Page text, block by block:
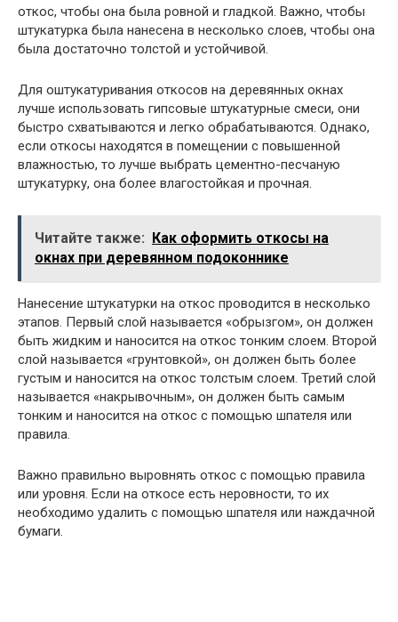
откос, чтобы она была ровной и гладкой. Важно, чтобы
штукатурка была нанесена в несколько слоев, чтобы она
была достаточно толстой и устойчивой.
Для оштукатуривания откосов на деревянных окнах
лучше использовать гипсовые штукатурные смеси, они
быстро схватываются и легко обрабатываются. Однако,
если откосы находятся в помещении с повышенной
влажностью, то лучше выбрать цементно-песчаную
штукатурку, она более влагостойкая и прочная.
Читайте также: Как оформить откосы на
окнах при деревянном подоконнике
Нанесение штукатурки на откос проводится в несколько
этапов. Первый слой называется «обрызгом», он должен
быть жидким и наносится на откос тонким слоем. Второй
слой называется «грунтовкой», он должен быть более
густым и наносится на откос толстым слоем. Третий слой
называется «накрывочным», он должен быть самым
тонким и наносится на откос с помощью шпателя или
правила.
Важно правильно выровнять откос с помощью правила
или уровня. Если на откосе есть неровности, то их
необходимо удалить с помощью шпателя или наждачной
бумаги.